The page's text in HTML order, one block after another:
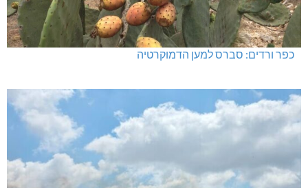
כפר ורדים: סברס למען הדמוקרטיה